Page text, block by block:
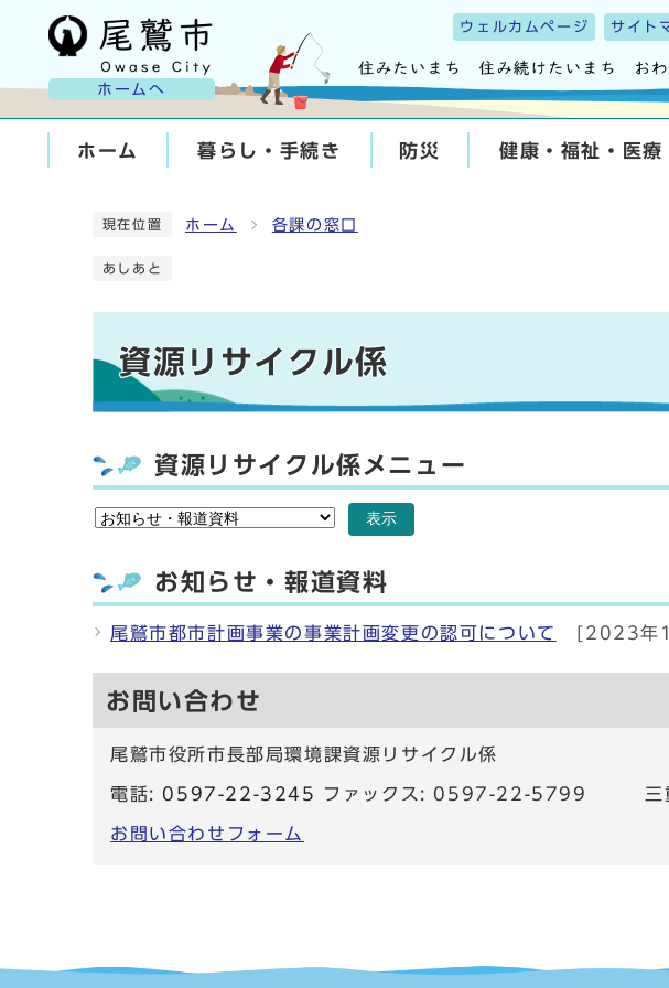
ホームへ
ウェルカムページ サイト
ホーム 暮らし・手続き 防災 健康・福祉・医療
現在位置 ホーム 各課の窓口
あしあと
資源リサイクル係
資源リサイクル係メニュー
表示
お知らせ・報道資料
尾鷲市都市計画事業の事業計画変更の認可について [2023年
お問い合わせ
尾鷲市役所市長部局環境課資源リサイクル係
電話: 0597-22-3245 ファックス: 0597-22-5799 三重
お問い合わせフォーム